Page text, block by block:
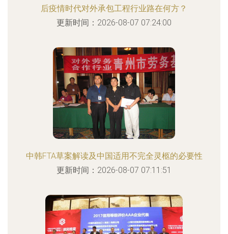
后疫情时代对外承包工程行业路在何方？
更新时间：2026-08-07 07:24:00
中韩FTA草案解读及中国适用不完全灵柩的必要性
更新时间：2026-08-07 07:11:51